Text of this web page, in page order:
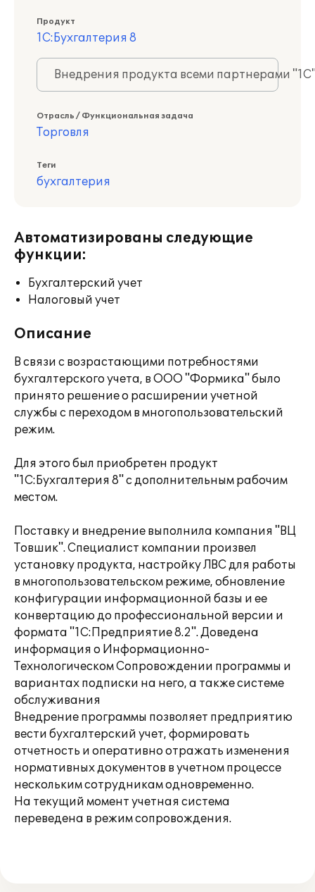
Продукт
1С:Бухгалтерия 8
Внедрения продукта всеми партнерами
Отрасль / Функциональная задача
Торговля
Теги
бухгалтерия
Автоматизированы следующие
функции:
Бухгалтерский учет
Налоговый учет
Описание
В связи с возрастающими потребностями
бухгалтерского учета, в ООО "Формика" было
принято решение о расширении учетной
службы с переходом в многопользовательский
режим.
Для этого был приобретен продукт
"1С:Бухгалтерия 8" с дополнительным рабочим
местом.
Поставку и внедрение выполнила компания "ВЦ
Товшик". Специалист компании произвел
установку продукта, настройку ЛВС для работы
в многопользовательском режиме, обновление
конфигурации информационной базы и ее
конвертацию до профессиональной версии и
формата "1С:Предприятие 8.2". Доведена
информация о Информационно-
Технологическом Сопровождении программы и
вариантах подписки на него, а также системе
обслуживания
Внедрение программы позволяет предприятию
вести бухгалтерский учет, формировать
отчетность и оперативно отражать изменения
нормативных документов в учетном процессе
нескольким сотрудникам одновременно.
На текущий момент учетная система
переведена в режим сопровождения.